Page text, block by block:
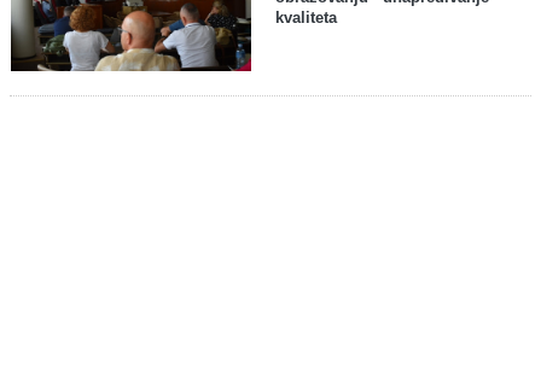
kvaliteta